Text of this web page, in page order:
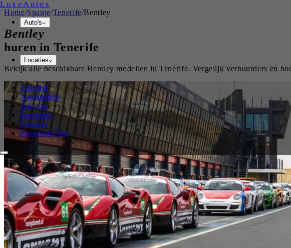
Luxe Autos
Auto's
Locaties
Zakelijk
Aanbieders
Agenda
Inspiratie
Contact
Reserveer Nu
Home/Spanje/Tenerife/Bentley
Bentley
huren in Tenerife
Bekijk alle beschikbareBentley modellen inTenerife. Vergelijk verhuurders en